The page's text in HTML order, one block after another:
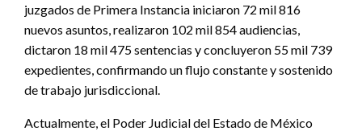
juzgados de Primera Instancia iniciaron 72 mil 816
nuevos asuntos, realizaron 102 mil 854 audiencias,
dictaron 18 mil 475 sentencias y concluyeron 55 mil 739
expedientes, confirmando un flujo constante y sostenido
de trabajo jurisdiccional.
Actualmente, el Poder Judicial del Estado de México